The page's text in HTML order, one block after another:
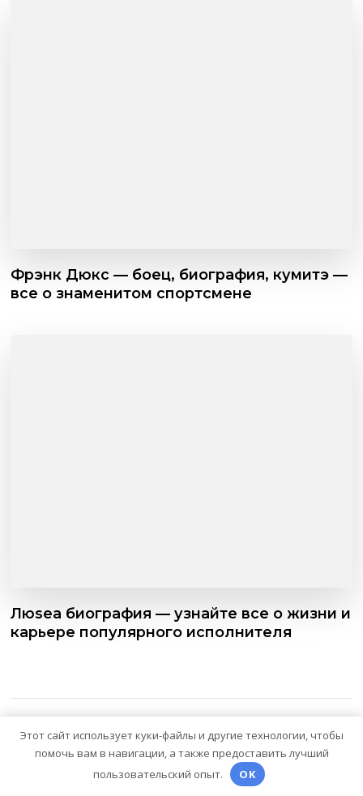
Фрэнк Дюкс — боец, биография, кумитэ —
все о знаменитом спортсмене
Люsea биография — узнайте все о жизни и
карьере популярного исполнителя
Этот сайт использует куки-файлы и другие технологии, чтобы
помочь вам в навигации, а также предоставить лучший
пользовательский опыт.
OK